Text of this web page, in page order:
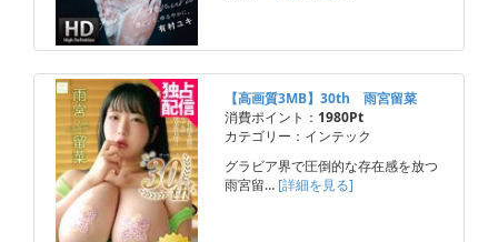
【高画質3MB】30th 雨宮留菜
消費ポイント： 1980Pt
カテゴリー：インテック
グラビア界で圧倒的な存在感を放つ
雨宮留… [詳細を見る]